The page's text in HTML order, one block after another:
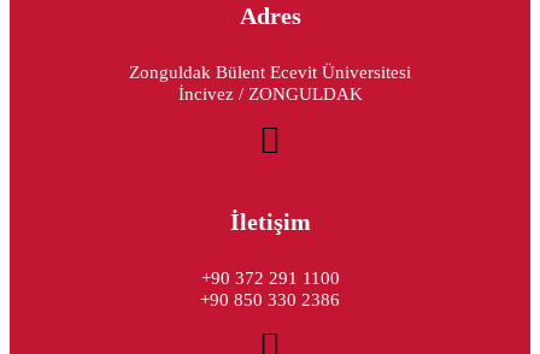
Adres
Zonguldak Bülent Ecevit Üniversitesi
İncivez / ZONGULDAK
İletişim
+90 372 291 1100
+90 850 330 2386